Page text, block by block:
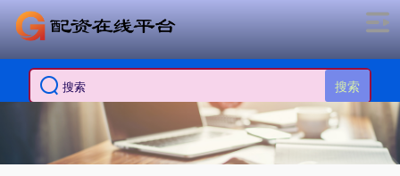
搜索